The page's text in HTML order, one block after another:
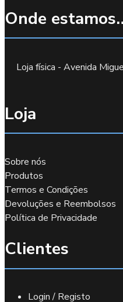
Onde
Loja física - Avenida
Loja
Sobre nós
Produtos
Termos e Condições
Devoluções e Reembolsos
Política de Privacidade
Clientes
Login / Registo